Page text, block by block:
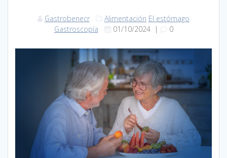
Gastrobenecr Alimentación El estómago
Gastroscopía
01/10/2024| 0